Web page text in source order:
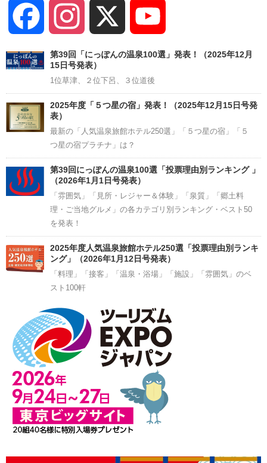
Facebook Instagram
Channel
第39回「にっぽんの温泉100選」発表！（2025年12月
15日号発表）
1位草津、２位下呂、３位道後
2025年度「５つ星の宿」発表！（2025年12月15日号発
表）
最新の「人気温泉旅館ホテル250選」「５つ星の宿」「５
つ星の宿プラチナ」は？
第39回にっぽんの温泉100選「投票理由別ランキング 」
（2026年1月1日号発表）
「雰囲気」「見所・レジャー＆体験」「泉質」「郷土料
理・ご当地グルメ」の各カテゴリ別ランキング・ベスト50
を発表！
2025年度人気温泉旅館ホテル250選「投票理由別ランキ
ング」（2026年1月12日号発表）
「料理」「接客」「温泉・浴場」「施設」「雰囲気」のベ
スト100軒